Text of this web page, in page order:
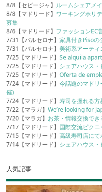
8/8【セビージャ】 ルームシェアメ
8/8【マドリード】 ワーキングホリ
募集
8/6【マドリード】 ファッションEC
7/31【バルセロナ】家具付きPisoの
7/31【バルセロナ】美術系アーテ
7/25【マドリード】Se alquila
7/25【マドリード】 シェアハウス
7/25【マドリード】Oferta de
7/24【マドリード】今話題のマド
催)
7/24【マドリード】寿司を握れる方
7/22【マラガ】We’re looking for
7/20【マラガ】 お茶・情報交換で
7/17【マドリード】 国際交流ピク
7/15【マドリード】高級寿司店に
7/14【マドリード】 シェアハウス
人気記事